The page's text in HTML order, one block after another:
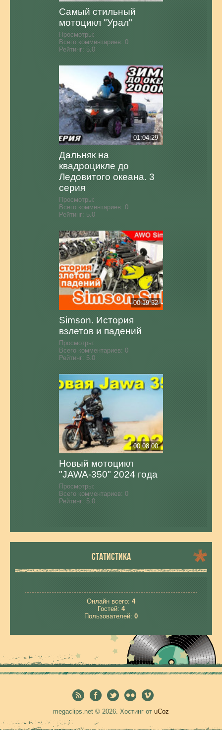
Самый стильный
мотоцикл "Урал"
Просмотры:
Всего комментариев: 0
Рейтинг: 5.0
01:04:29
Дальняк на
квадроцикле до
Ледовитого океана. 3
серия
Просмотры:
Всего комментариев: 0
Рейтинг: 5.0
00:19:32
Simson. История
взлетов и падений
Просмотры:
Всего комментариев: 0
Рейтинг: 5.0
00:08:00
Новый мотоцикл
"JAWA-350" 2024 года
Просмотры:
Всего комментариев: 0
Рейтинг: 5.0
СТАТИСТИКА
Онлайн всего: 4
Гостей: 4
Пользователей: 0
megaclips.net © 2026. Хостинг от uCoz